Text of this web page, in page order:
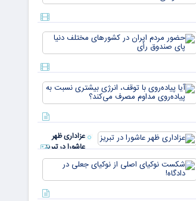
عزاداری ظهر
عاشورا در تبریز